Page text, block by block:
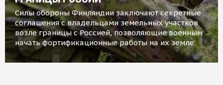
Силы обороны Финляндии заключают секретные
соглашения с владельцами земельных участков
возле границы с Россией, позволяющие военным
начать фортификационные работы на их земле